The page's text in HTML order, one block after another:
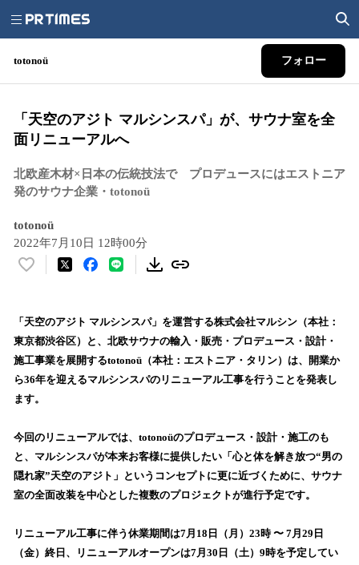
totonoü フォロー
「天空のアジト マルシンスパ」が、サウナ室を全
面リニューアルへ
北欧産木材×日本の伝統技法で プロデュースにはエストニア
発のサウナ企業・totonoü
totonoü
2022年7月10日 12時00分
い
！
数
を
読
込
中
で
す
「天空のアジト マルシンスパ」を運営する株式会社マルシン（本社：
東京都渋谷区）と、北欧サウナの輸入・販売・プロデュース・設計・
施工事業を展開するtotonoü（本社：エストニア・タリン）は、開業か
ら36年を迎えるマルシンスパのリニューアル工事を行うことを発表し
ます。
今回のリニューアルでは、totonoüのプロデュース・設計・施工のも
と、マルシンスパが本来お客様に提供したい「心と体を解き放つ“男の
隠れ家”天空のアジト」というコンセプトに更に近づくために、サウナ
室の全面改装を中心とした複数のプロジェクトが進行予定です。
リニューアル工事に伴う休業期間は7月18日（月）23時 〜 7月29日
（金）終日、リニューアルオープンは7月30日（土）9時を予定してい